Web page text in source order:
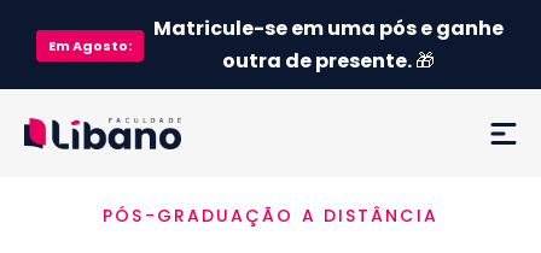
EmAgosto:
Matricule-se em uma pós e ganhe
outra de presente.🎁
EmentaPÓS-GRADUAÇÃO A DISTÂNCIA